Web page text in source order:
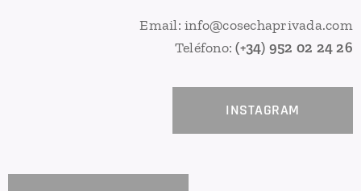
Email: info@cosechaprivada.com
Teléfono:(+34) 952 02 24 26
INSTAGRAM